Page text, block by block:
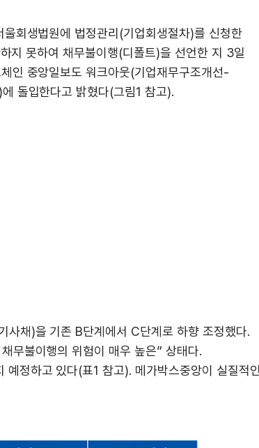
회생법원에 법정관리(기업회생절차)를 신청한
지 못하여 채무불이행(디폴트)을 선언한 지 3일
인 중앙일보도 워크아웃(기업재무구조개선-
돌입한다고 밝혔다(그림1 참고).
사채)을 기존 B단계에서 C단계로 하향 조정했다.
무불이행의 위험이 매우 높은” 상태다.
정하고 있다(표1 참고). 메가박스중앙이 실질적